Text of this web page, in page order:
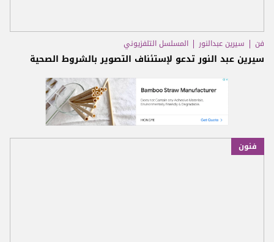
فن سيرين عبدالنور المسلسل التلفزيوني
سيرين عبد النور تدعو لإستئناف التصوير بالشروط الصحية
فنون